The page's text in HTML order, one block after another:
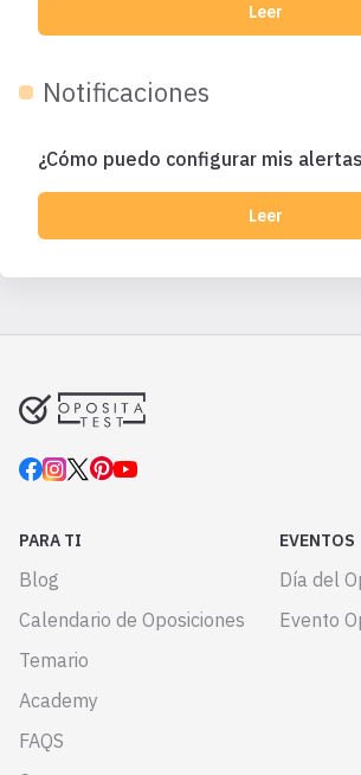
Leer
Notificaciones
¿Cómo puedo configurar mis
Leer